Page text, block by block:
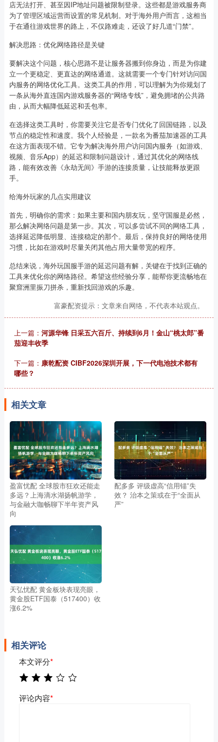
店无法打开、甚至因IP地址问题被限制登录。这些都是游戏服务商
为了管理区域运营而设置的常见机制。对于海外用户而言，这相当
于在通往游戏世界的路上，不仅路难走，还设了好几道“门禁”。
解决思路：优化网络路径是关键
要解决这个问题，核心思路不是让服务器搬到你身边，而是为你建
立一个更稳定、更直达的网络通道。这就需要一个专门针对访问国
内服务的网络优化工具。这类工具的作用，可以理解为为你规划了
一条从海外直连国内游戏服务器的“网络专线”，避免拥堵的公共路
由，从而大幅降低延迟和丢包率。
在选择这类工具时，你需要关注它是否专门优化了回国链路，以及
节点的稳定性和速度。我个人经验是，一款名为番茄加速器的工具
在这方面表现不错。它专为解决海外用户访问国内服务（如游戏、
视频、音乐App）的延迟和限制问题设计，通过其优化的网络线
路，能有效改善《永劫无间》手游的连接质量，让技能释放更跟
手。
给海外玩家的几点实用建议
首先，明确你的需求：如果主要和国内朋友玩，坚守国服是必然，
那么解决网络问题是第一步。其次，可以多尝试不同的网络工具，
选择延迟降低明显、连接稳定的那个。最后，保持良好的网络使用
习惯，比如在游戏时尽量关闭其他占用大量带宽的程序。
总结来说，海外玩国服手游的延迟问题有解，关键在于找到正确的
工具来优化你的网络路径。希望这些经验分享，能帮你更流畅地在
聚窟洲里振刀拼杀，重新找回游戏的乐趣。
富豪配资提示：文章来自网络，不代表本站观点。
上一篇： 河源华锋 日采五六百斤、持续到6月！金山“桃太郎”番
茄迎丰收季
下一篇： 康乾配资 CIBF2026深圳开展，下一代电池技术都有
哪些？
相关文章
盈富忧配 全球股市狂欢还能走
多远？上海滴水湖扬帆游学，
与金融大咖畅聊下半年资产风
向
配多多 评级虚高“信用锚”失
效？ 治本之策或在于“全面从
严”
天弘忧配 黄金板块表现亮眼，
黄金股ETF国泰（517400）收
涨6.2%
相关评论
本文评分*
评论内容*